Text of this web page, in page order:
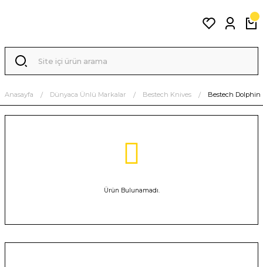
Anasayfa Dünyaca Ünlü Markalar Bestech Knives Bestech Dolphin
Ürün Bulunamadı.